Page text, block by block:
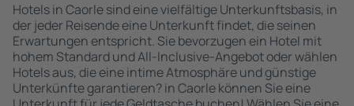
Hotels in Caorle sind eine vielfältige Unterkunftsbasis, in
der jeder Reisende eine Unterkunft findet, die seinen
Erwartungen entspricht. Sie bevorzugen ein Hotel mit
hohem Standard und All-Inclusive-Angebot oder wählen
Hotels aus, die eine intime Atmosphäre und günstige
Unterkünfte garantieren? in Caorle können Sie eine